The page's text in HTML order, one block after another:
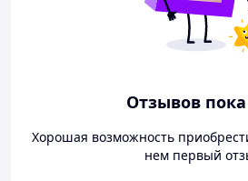
Отзывов
Хорошая возможность
нем первый